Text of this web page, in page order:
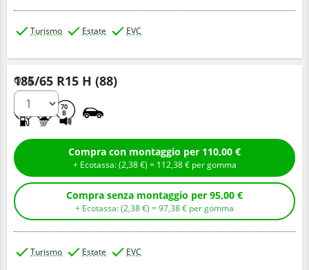
Turismo Estate EVC
185/65 R15 H (88)
70
B
Q.tà
Compra con montaggio per 110,00 €
+ Ecotassa: (2,38€ ) = 112,38€ per gomma
Compra senza montaggio per 95,00 €
+ Ecotassa: (2,38€ ) =97,38€ per gomma
Turismo Estate EVC